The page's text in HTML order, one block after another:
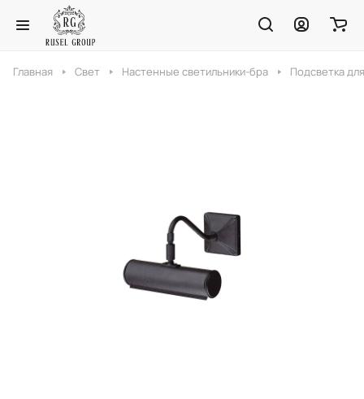
Главная Свет Настенные светильники-бра Подсветка